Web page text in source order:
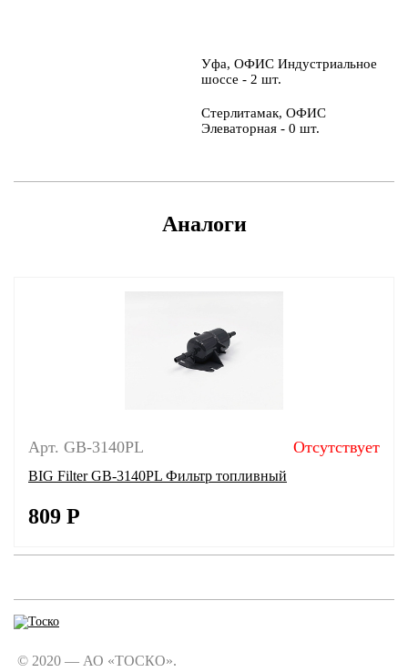
Уфа, ОФИС Индустриальное
шоссе - 2 шт.
Стерлитамак, ОФИС
Элеваторная - 0 шт.
Аналоги
Арт. GB-3140PL Отсутствует
BIG Filter GB-3140PL Фильтр топливный
809 Р
© 2020 — АО «ТОСКО».